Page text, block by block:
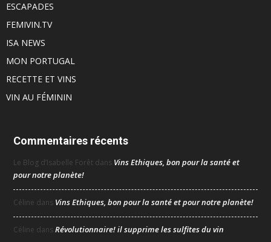
ESCAPADES
FEMIVIN.TV
ISA NEWS
MON PORTUGAL
RECETTE ET VINS
VIN AU FÉMININ
Commentaires récents
Le Blog d’Isabelle Forêt dans Vins Ethiques, bon pour la santé et
pour notre planète!
Céline dans Vins Ethiques, bon pour la santé et pour notre planète!
Céline dansRévolutionnaire! il supprime les sulfites du vin